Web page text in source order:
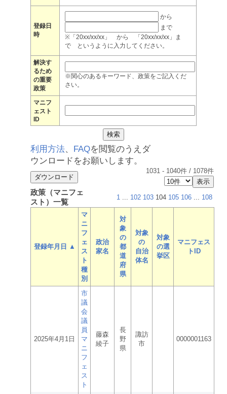
登録日
時
から
まで
※「20xx/xx/xx」 から 「20xx/xx/xx」ま
で というように入力してください。
解決す
るため
の重要
政策
※関心のあるキーワード、政策をご記入くだ
さい。
マニフ
ェスト
ID
利用方法、 FAQを閲覧のうえダ
ウンロードをお願いします。
1031 - 1040件 / 1078件
政策（マニフェ
スト）一覧
1 ... 102 103 104 105 106 ... 108
登録年月日 ▲
マ
ニ
フ
ェ
ス
ト
種
別
政治
家名
対
象
の
都
道
府
県
対象
の
自治
体名
対象
の選
挙区
マニフェス
トID
2025年4月1日
市
議
会
議
員
マ
ニ
フ
ェ
ス
ト
藤森
綾子
長
野
県
諏訪
市
0000001163